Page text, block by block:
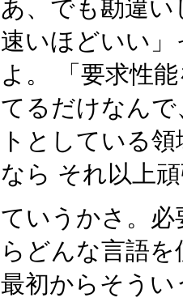
あ、でも勘違
速いほどいい
よ。 「要求性
てるだけなん
トとしている
なら それ以上
ていうかさ。
らどんな言語
最初からそう